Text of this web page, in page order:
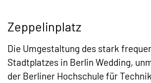
Zeppelinplatz
Die Umgestaltung des stark
Stadtplatzes in Berlin Wedding,
der Berliner Hochschule für